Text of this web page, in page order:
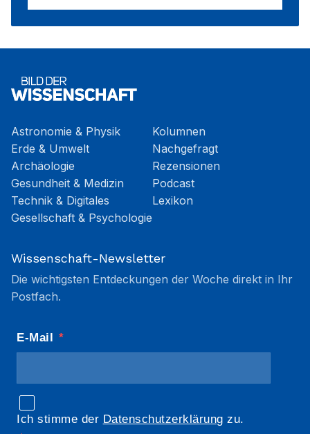
Astronomie & Physik
Erde & Umwelt
Archäologie
Gesundheit & Medizin
Technik & Digitales
Gesellschaft & Psychologie
Kolumnen
Nachgefragt
Rezensionen
Podcast
Lexikon
Wissenschaft-Newsletter
Die wichtigsten Entdeckungen der Woche direkt in Ihr
Postfach.